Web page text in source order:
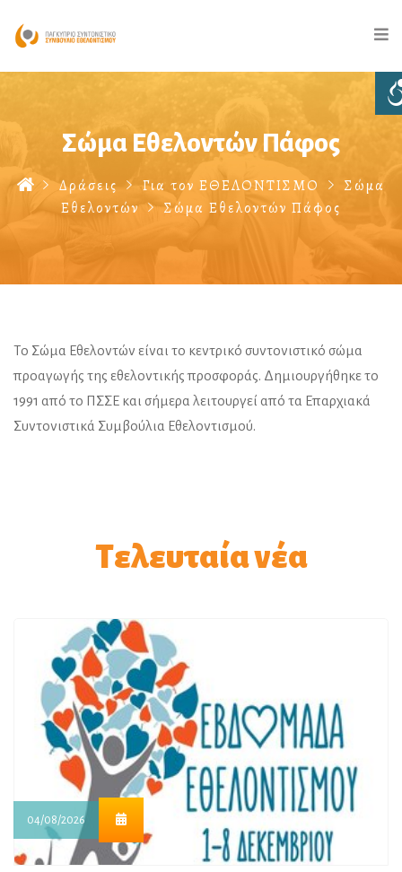
Σώμα Εθελοντών Πάφος
Δράσεις Για τον ΕΘΕΛΟΝΤΙΣΜΟ
Σώμα
Εθελοντών
Σώμα Εθελοντών Πάφος
Το Σώμα Εθελοντών είναι το κεντρικό συντονιστικό σώμα
προαγωγής της εθελοντικής προσφοράς. Δημιουργήθηκε το
1991 από το ΠΣΣΕ και σήμερα λειτουργεί από τα Επαρχιακά
Συντονιστικά Συμβούλια Εθελοντισμού.
Τελευταία νέα
04/08/2026